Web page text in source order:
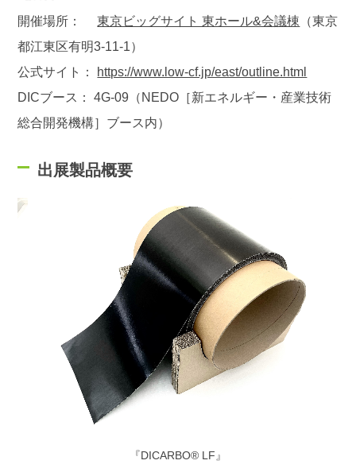
開催場所：
東京ビッグサイト 東ホール&会議棟 （東京
都江東区有明3-11-1）
公式サイト：
https://www.low-cf.jp/east/outline.html
DICブース： 4G-09（NEDO［新エネルギー・産業技術
総合開発機構］ブース内）
出展製品概要
『DICARBO® LF』